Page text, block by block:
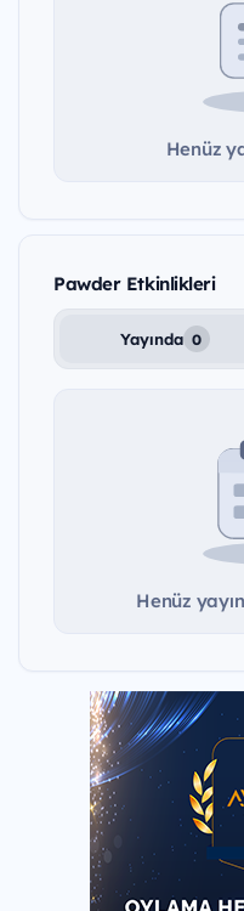
Henüz
Pawder Etkinlikleri
Yayında 0
Henüz